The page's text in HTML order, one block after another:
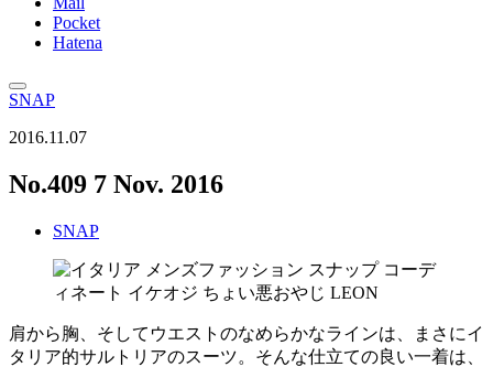
Pocket
Hatena
SNAP
2016.11.07
No.409 7 Nov. 2016
SNAP
肩から胸、そしてウエストのなめらかなラインは、まさにイ
タリア的サルトリアのスーツ。そんな仕立ての良い一着は、